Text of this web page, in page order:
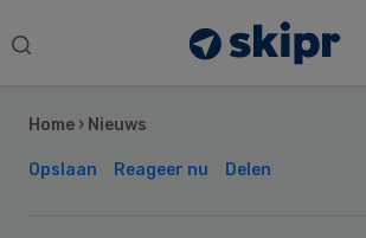
Search
Home › Nieuws
Opslaan Reageer nu Delen
Sidebar